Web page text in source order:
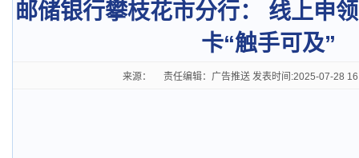
邮储银行攀枝花市分行： 线上申
卡“触手可及”
来源： 责任编辑：广告推送 发表时间:2025-07-28